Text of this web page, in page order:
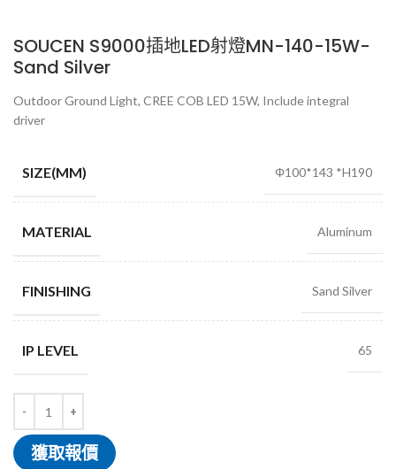
SOUCEN S9000插地LED射燈MN-140-15W-
Sand Silver
Outdoor Ground Light, CREE COB LED 15W, Include integral
driver
SIZE(MM) Φ100*143 *H190
MATERIAL Aluminum
FINISHING Sand Silver
IP LEVEL 65
獲取報價